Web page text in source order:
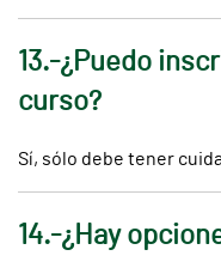
13.-¿Puedo
curso?
Sí, sólo debe tener
14.-¿Hay